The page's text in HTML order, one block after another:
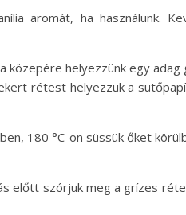
aromát, ha használunk.
helyezzünk egy
rétest helyezzük a
180 °C-on süssük őket
előtt szórjuk meg a grízes